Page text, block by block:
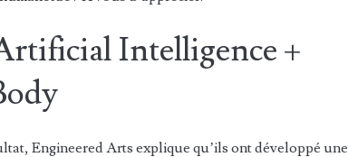
Intelligence +
Engineered Arts explique qu’ils ont développé une